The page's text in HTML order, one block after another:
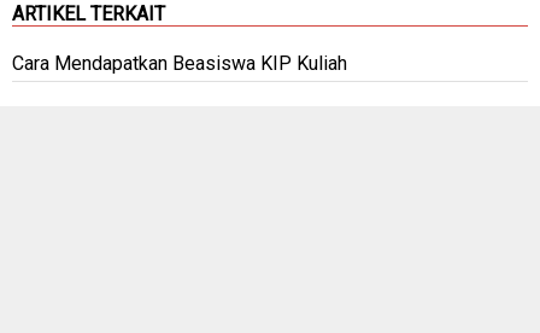
ARTIKEL TERKAIT
Cara Mendapatkan Beasiswa KIP Kuliah